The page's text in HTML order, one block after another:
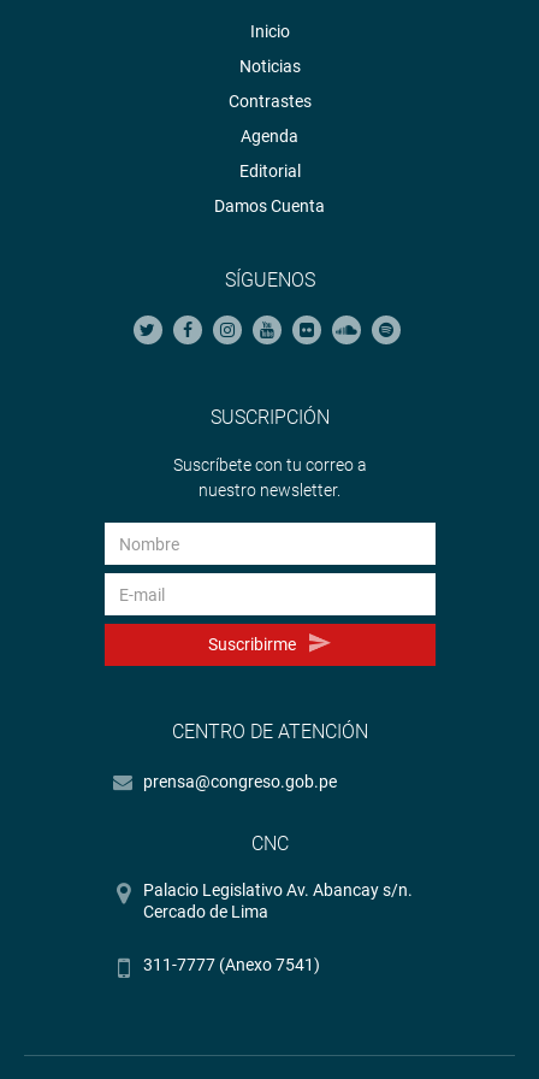
PRENSA CONGRESO 15-08-18
http://www.congreso.gob.pe/
https://goo.gl/iMywRR
goo.gl/hMwTg1
fotografia.congreso.gob.pe
Inicio
Noticias
Contrastes
Agenda
Editorial
Damos Cuenta
SÍGUENOS
SUSCRIPCIÓN
Suscríbete con tu correo a
nuestro newsletter.
Suscribirme
CENTRO DE ATENCIÓN
prensa@congreso.gob.pe
CNC
Palacio Legislativo Av. Abancay s/n.
Cercado de Lima
311-7777 (Anexo 7541)